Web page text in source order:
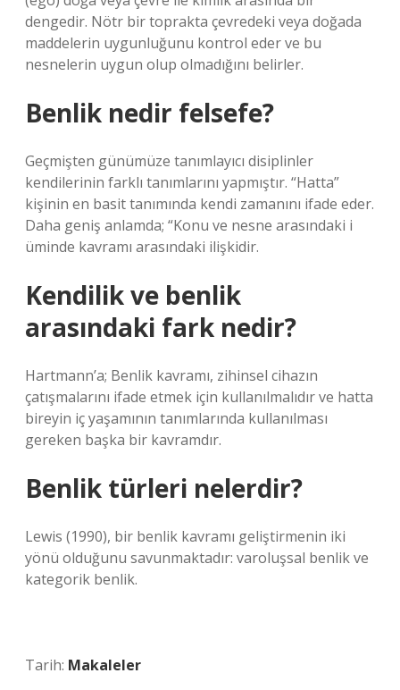
dengedir. Nötr bir toprakta çevredeki veya doğada
maddelerin uygunluğunu kontrol eder ve bu
nesnelerin uygun olup olmadığını belirler.
Benlik nedir felsefe?
Geçmişten günümüze tanımlayıcı disiplinler
kendilerinin farklı tanımlarını yapmıştır. “Hatta”
kişinin en basit tanımında kendi zamanını ifade eder.
Daha geniş anlamda; “Konu ve nesne arasındaki i
üminde kavramı arasındaki ilişkidir.
Kendilik ve benlik
arasındaki fark nedir?
Hartmann’a; Benlik kavramı, zihinsel cihazın
çatışmalarını ifade etmek için kullanılmalıdır ve hatta
bireyin iç yaşamının tanımlarında kullanılması
gereken başka bir kavramdır.
Benlik türleri nelerdir?
Lewis (1990), bir benlik kavramı geliştirmenin iki
yönü olduğunu savunmaktadır: varoluşsal benlik ve
kategorik benlik.
Tarih: Makaleler